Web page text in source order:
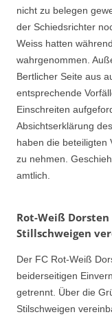
nicht zu belegen
der Schiedsrichter
Weiss hatten
wahrgenommen.
Bertlicher Seite aus
entsprechende
Einschreiten
Absichtserklärung
haben die beteiligten
zu nehmen.
amtlich.
Rot-Weiß
Stillschweigen
Der FC Rot-Weiß
beiderseitigen
getrennt. Über die
Stilschweigen